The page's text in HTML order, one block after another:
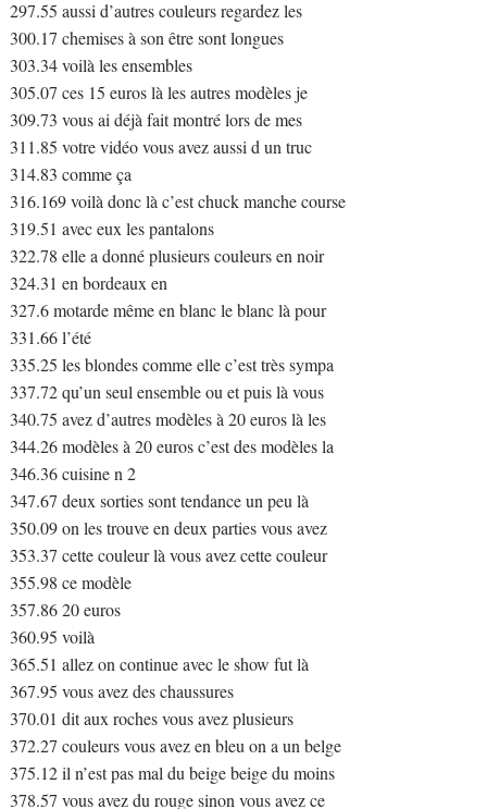
297.55 aussi d’autres couleurs regardez les
300.17 chemises à son être sont longues
303.34 voilà les ensembles
305.07 ces 15 euros là les autres modèles je
309.73 vous ai déjà fait montré lors de mes
311.85 votre vidéo vous avez aussi d un truc
314.83 comme ça
316.169 voilà donc là c’est chuck manche course
319.51 avec eux les pantalons
322.78 elle a donné plusieurs couleurs en noir
324.31 en bordeaux en
327.6 motarde même en blanc le blanc là pour
331.66 l’été
335.25 les blondes comme elle c’est très sympa
337.72 qu’un seul ensemble ou et puis là vous
340.75 avez d’autres modèles à 20 euros là les
344.26 modèles à 20 euros c’est des modèles la
346.36 cuisine n 2
347.67 deux sorties sont tendance un peu là
350.09 on les trouve en deux parties vous avez
353.37 cette couleur là vous avez cette couleur
355.98 ce modèle
357.86 20 euros
360.95 voilà
365.51 allez on continue avec le show fut là
367.95 vous avez des chaussures
370.01 dit aux roches vous avez plusieurs
372.27 couleurs vous avez en bleu on a un belge
375.12 il n’est pas mal du beige beige du moins
378.57 vous avez du rouge sinon vous avez ce